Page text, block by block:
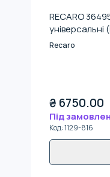
RECARO
Recaro
₴ 6750.00
Під
Код:1129-816